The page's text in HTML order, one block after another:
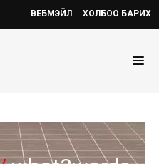
ВЕБМЭЙЛ ХОЛБОО БАРИХ